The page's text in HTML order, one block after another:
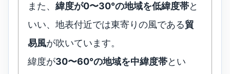
また、 緯度が0〜30°の地域を低緯度帯と
いい、地表付近では東寄りの風である貿
易風が吹いています。
緯度が30〜60°の地域を中緯度帯とい